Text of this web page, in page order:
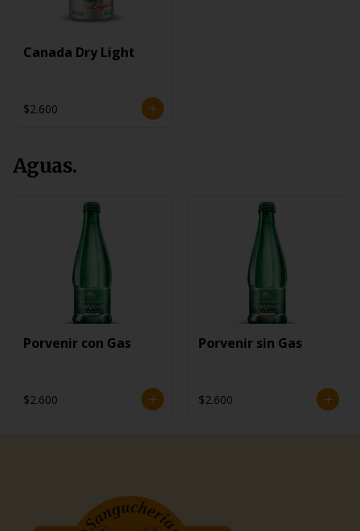
Canada Dry Light
$2.600
Aguas.
Porvenir con Gas
$2.600
Porvenir sin Gas
$2.600